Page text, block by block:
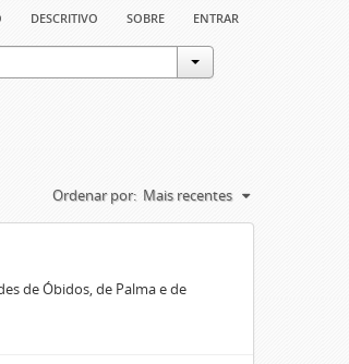
descritivo sobre entrar
Ordenar por: Mais recentes
de Óbidos, de Palma e de